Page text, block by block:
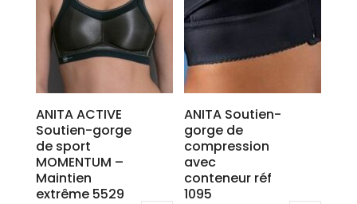
ANITA ACTIVE
Soutien-gorge
de sport
MOMENTUM –
Maintien
extrême 5529
ANITA Soutien-
gorge de
compression
avec
conteneur réf
1095